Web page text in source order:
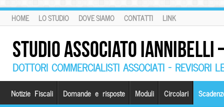
HOME LO STUDIO DOVE SIAMO CONTATTI LINK
STUDIO ASSOCIATO
DOTTORI COMMERCIALISTI ASSOCIATI – REVISORI
Notizie Fiscali Domande e risposte Moduli Circolari